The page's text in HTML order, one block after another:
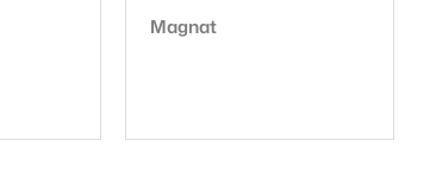
Tuotemerkki:
Magnat